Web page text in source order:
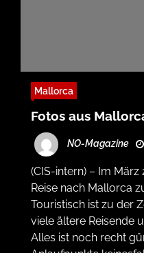
Mallorca
Fotos aus
NO-Magazine
(CIS-intern) – Im März
Reise nach Mallorca
Touristisch ist zu der
viele ältere Reisende
Alles ist noch recht